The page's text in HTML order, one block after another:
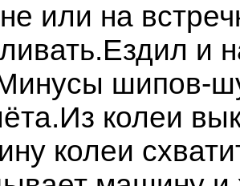
или на
и
шипов-
колеи
колеи